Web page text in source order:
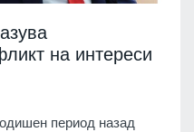
на интереси
период назад